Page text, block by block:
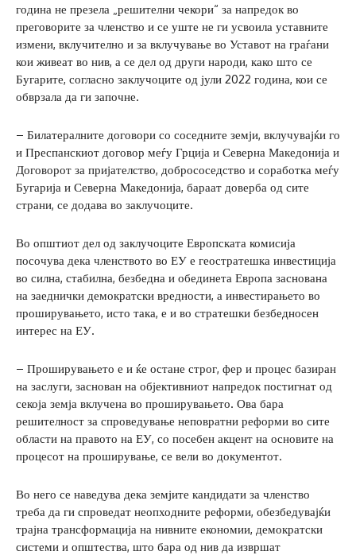
година не презела „решителни чекори“ за напредок во
преговорите за членство и се уште не ги усвоила уставните
измени, вклучително и за вклучување во Уставот на граѓани
кои живеат во нив, а се дел од други народи, како што се
Бугарите, согласно заклучоците од јули 2022 година, кои се
обврзала да ги започне.
– Билатералните договори со соседните земји, вклучувајќи го
и Преспанскиот договор меѓу Грција и Северна Македонија и
Договорот за пријателство, добрососедство и соработка меѓу
Бугарија и Северна Македонија, бараат доверба од сите
страни, се додава во заклучоците.
Во општиот дел од заклучоците Европската комисија
посочува дека членството во ЕУ е геостратешка инвестиција
во силна, стабилна, безбедна и обединета Европа заснована
на заеднички демократски вредности, а инвестирањето во
проширувањето, исто така, е и во стратешки безбедносен
интерес на ЕУ.
– Проширувањето е и ќе остане строг, фер и процес базиран
на заслуги, заснован на објективниот напредок постигнат од
секоја земја вклучена во проширувањето. Ова бара
решителност за спроведување неповратни реформи во сите
области на правото на ЕУ, со посебен акцент на основите на
процесот на проширување, се вели во документот.
Во него се наведува дека земјите кандидати за членство
треба да ги спроведат неопходните реформи, обезбедувајќи
трајна трансформација на нивните економии, демократски
системи и општества, што бара од нив да извршат